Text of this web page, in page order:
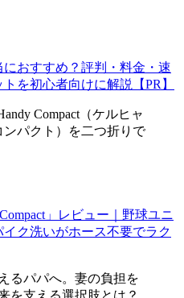
おすすめ？評判・料金・速
を初心者向けに解説【PR】
」レビュー｜野球ユニ
ク洗いがホース不要でラク